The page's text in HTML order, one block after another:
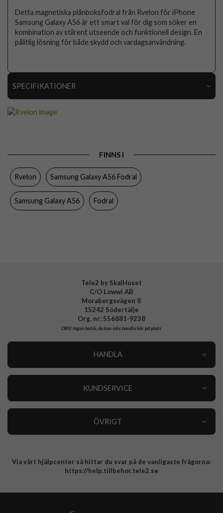
Detta magnetiska plånboksfodral från Rvelon för iPhone
Samsung Galaxy A56 är ett smart val för dig som söker en
kombination av stilrent utseende och funktionell design. En
pålitlig lösning för både skydd och vardagsanvändning.
SPECIFIKATIONER
Färg
Varumärke
FINNS I
Rvelon Samsung Galaxy A56 Fodral
Samsung Galaxy A56 Fodral
Tele2 by SkalHuset
C/O Lowwi AB
Morabergsvägen 8
15242 Södertälje
Org. nr: 556881-9238
OBS!Ingen butik, du kan inte handla här på plats
HANDLA
KUNDSERVICE
ÖVRIGT
Integritetspolicy
Via vårt hjälpcenter så hittar du svar på de vanligaste frågorna:
https://help.tillbehor.tele2.se